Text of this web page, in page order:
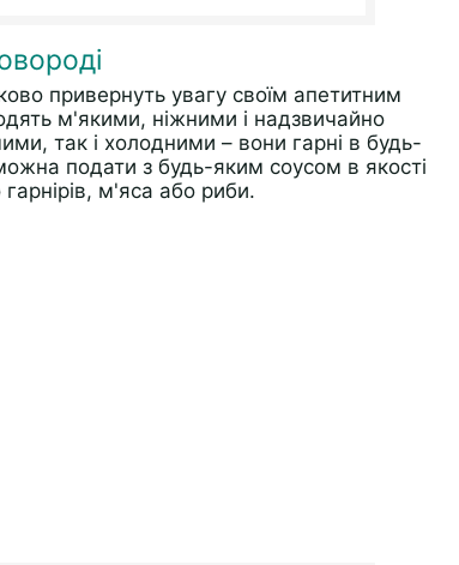
привернуть увагу своїм апетитним
м'якими, ніжними і надзвичайно
так і холодними – вони гарні в будь-
подати з будь-яким соусом в якості
м'яса або риби.